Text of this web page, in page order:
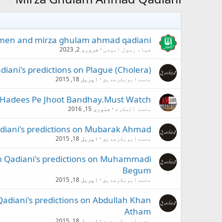
and mirza ghulam ahmad qadiani
ضیاء رسول امینی فروری 2, 2023
predictions on Plague (Cholera)
محمدابوبکرصدیق اپریل 18, 2015
Pe Jhoot Bandhay.Must Watch
محمد المکرم جنوری 15, 2016
predictions on Mubarak Ahmad
محمدابوبکرصدیق اپریل 18, 2015
Qadiani's predictions on Muhammadi
Begum
محمدابوبکرصدیق اپریل 18, 2015
predictions on Abdullah Khan
Atham